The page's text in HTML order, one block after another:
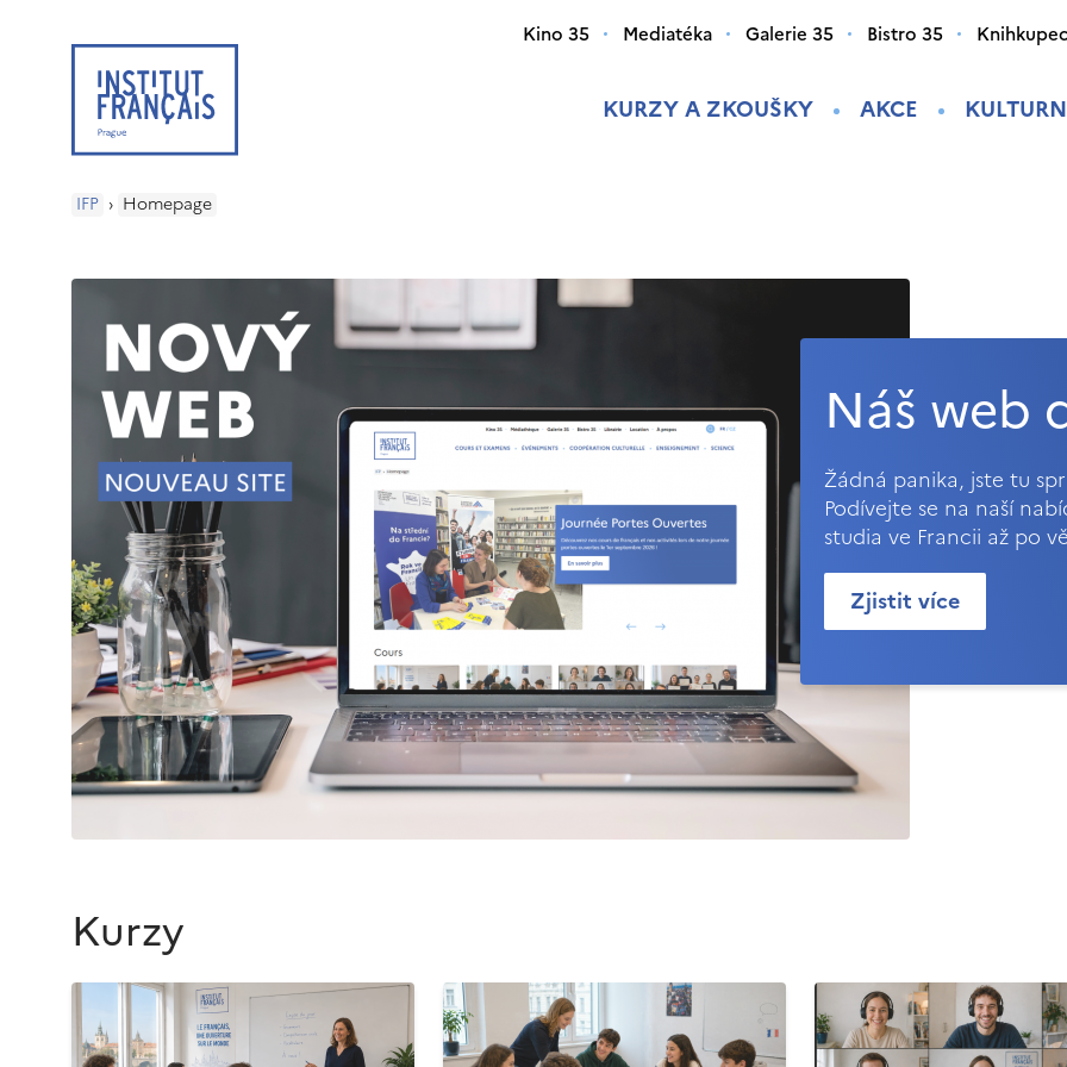
KURZY A ZKOUŠKY AKCE
Kino 35 Mediatéka Galerie 35 Bistro 35
IFP › Homepage
Náš web
Žádná panika, jste tu
Podívejte se na naší
studia ve Francii až po
Zjistit více
Kurzy